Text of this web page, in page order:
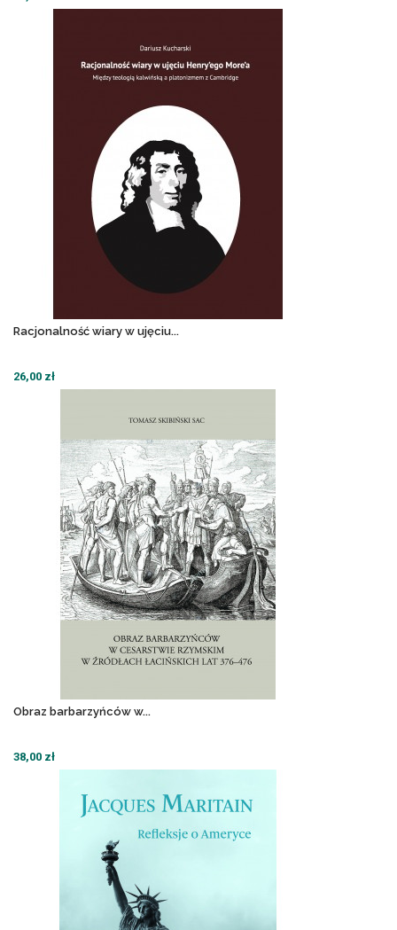
Racjonalność wiary w ujęciu...
26,00 zł
Obraz barbarzyńców w...
38,00 zł